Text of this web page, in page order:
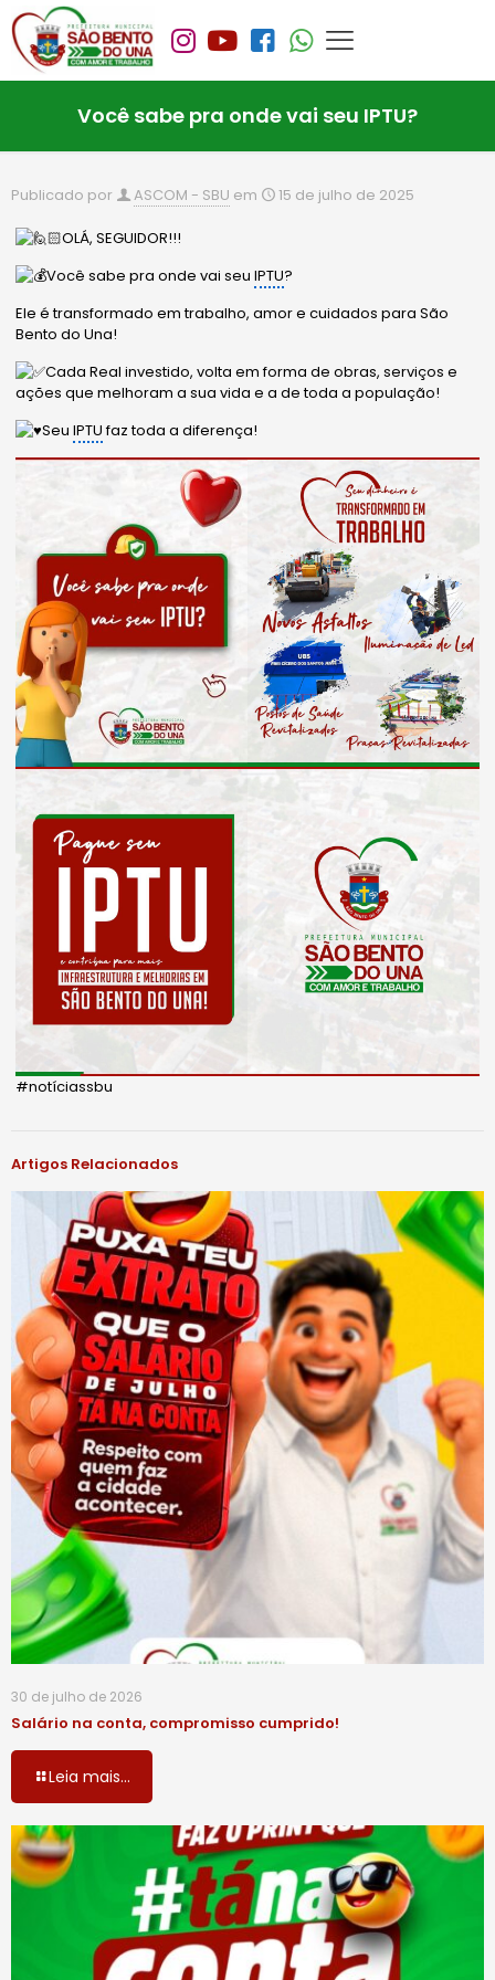
Você sabe pra onde vai seu IPTU?
Publicado por ASCOM - SBU em 15 de julho de 2025
OLÁ, SEGUIDOR!!!
Você sabe pra onde vai seuIPTU?
Ele é transformado em trabalho, amor e cuidados para São
Bento do Una!
Cada Real investido, volta em forma de obras, serviços e
ações que melhoram a sua vida e a de toda a população!
SeuIPTUfaz toda a diferença!
#notíciassbu
Artigos Relacionados
30 de julho de 2026
Salário na conta, compromisso cumprido!
Leia mais...